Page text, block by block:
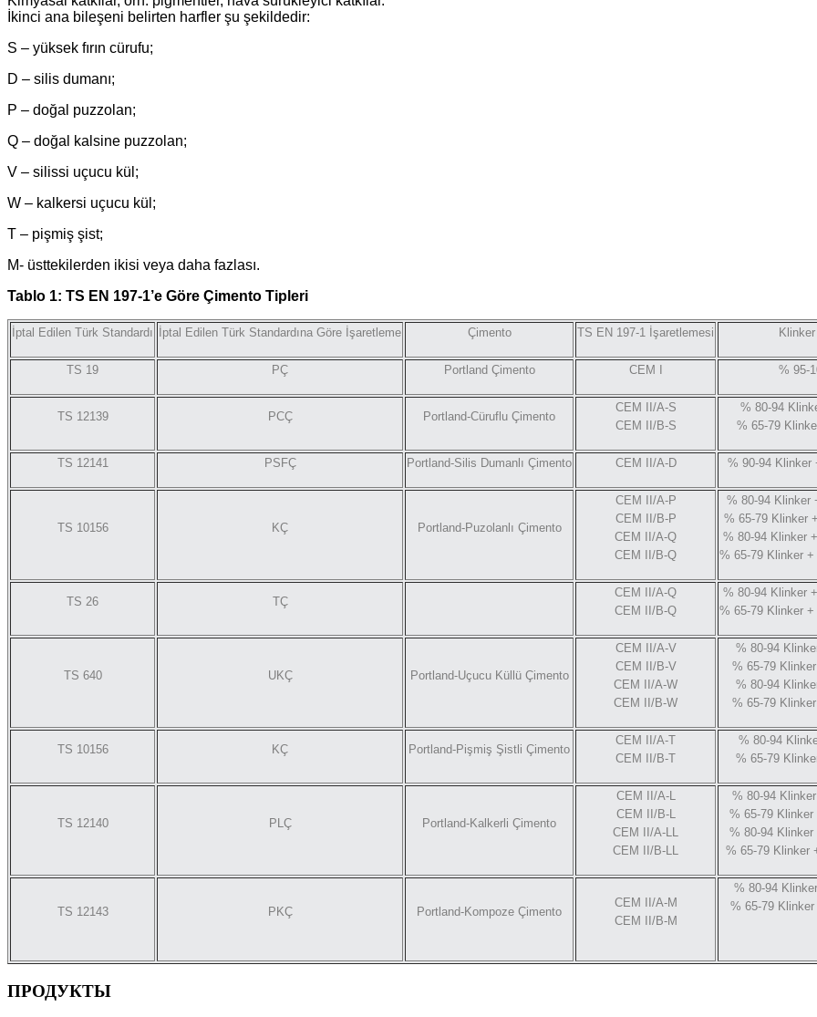
İkinci ana bileşeni belirten harfler şu şekildedir:
S – yüksek fırın cürufu;
D – silis dumanı;
P – doğal puzzolan;
Q – doğal kalsine puzzolan;
V – silissi uçucu kül;
W – kalkersi uçucu kül;
T – pişmiş şist;
M- üsttekilerden ikisi veya daha fazlası.
Tablo 1: TS EN 197-1’e Göre Çimento Tipleri
İptal Edilen Türk Standardı İptal Edilen Türk Standardına Göre İşaretleme Çimento TS EN 197-1 İşaretlemesi
TS 19 PÇ Portland Çimento CEM I % 95-
TS 12139 PCÇ Portland-Cüruflu Çimento
CEM II/A-S
CEM II/B-S
% 80-94
% 65-79
TS 12141 PSFÇ Portland-Silis Dumanlı Çimento CEM II/A-D % 90-94 Klinker
TS 10156 KÇ Portland-Puzolanlı Çimento
CEM II/A-P
CEM II/B-P
CEM II/A-Q
CEM II/B-Q
% 80-94 Klinker
% 65-79 Klinker
% 80-94 Klinker
% 65-79 Klinker
TS 26 TÇ
CEM II/A-Q
CEM II/B-Q
% 80-94 Klinker
% 65-79 Klinker
TS 640 UKÇ Portland-Uçucu Küllü Çimento
CEM II/A-V
CEM II/B-V
CEM II/A-W
CEM II/B-W
% 80-94
% 65-79
% 80-94
% 65-79
TS 10156 KÇ Portland-Pişmiş Şistli Çimento
CEM II/A-T
CEM II/B-T
% 80-94
% 65-79
TS 12140 PLÇ Portland-Kalkerli Çimento
CEM II/A-L
CEM II/B-L
CEM II/A-LL
CEM II/B-LL
% 80-94
% 65-79
% 80-94
% 65-79 Klinker
TS 12143 PKÇ Portland-Kompoze Çimento
CEM II/A-M
CEM II/B-M
% 80-94
% 65-79
ПРОДУКТЫ